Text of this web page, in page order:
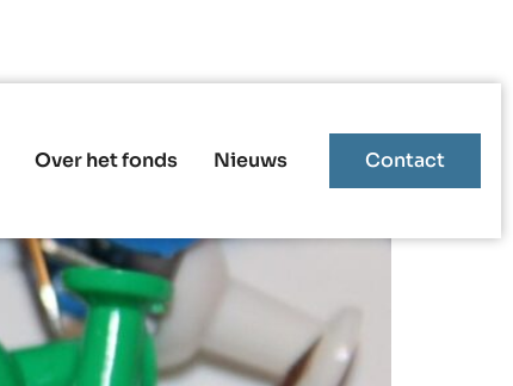
Over het fonds Nieuws Contact